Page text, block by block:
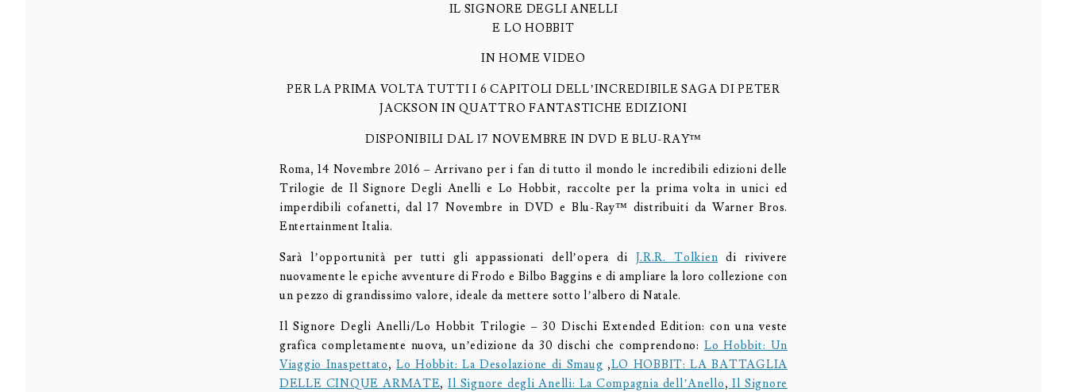
IL SIGNORE DEGLI ANELLI
E LO HOBBIT
IN HOME VIDEO
PER LA PRIMA VOLTA TUTTI I 6 CAPITOLI DELL’INCREDIBILE SAGA DI PETER
JACKSON IN QUATTRO FANTASTICHE EDIZIONI
DISPONIBILI DAL 17 NOVEMBRE IN DVD E BLU-RAY™
Roma, 14 Novembre 2016 – Arrivano per i fan di tutto il mondo le incredibili edizioni delle
Trilogie de Il Signore Degli Anelli e Lo Hobbit, raccolte per la prima volta in unici ed
imperdibili cofanetti, dal 17 Novembre in DVD e Blu-Ray™ distribuiti da Warner Bros.
Entertainment Italia.
Sarà l’opportunità per tutti gli appassionati dell’opera di J.R.R. Tolkien di rivivere
nuovamente le epiche avventure di Frodo e Bilbo Baggins e di ampliare la loro collezione con
un pezzo di grandissimo valore, ideale da mettere sotto l’albero di Natale.
Il Signore Degli Anelli/Lo Hobbit Trilogie – 30 Dischi Extended Edition: con una veste
grafica completamente nuova, un’edizione da 30 dischi che comprendono: Lo Hobbit: Un
Viaggio Inaspettato,Lo Hobbit: La Desolazione di Smaug ,LO HOBBIT: LA BATTAGLIA
DELLE CINQUE ARMATE,Il Signore degli Anelli: La Compagnia dell’Anello, Il Signore